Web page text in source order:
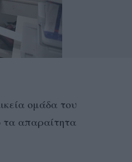
ομάδα του
τα απαραίτητα